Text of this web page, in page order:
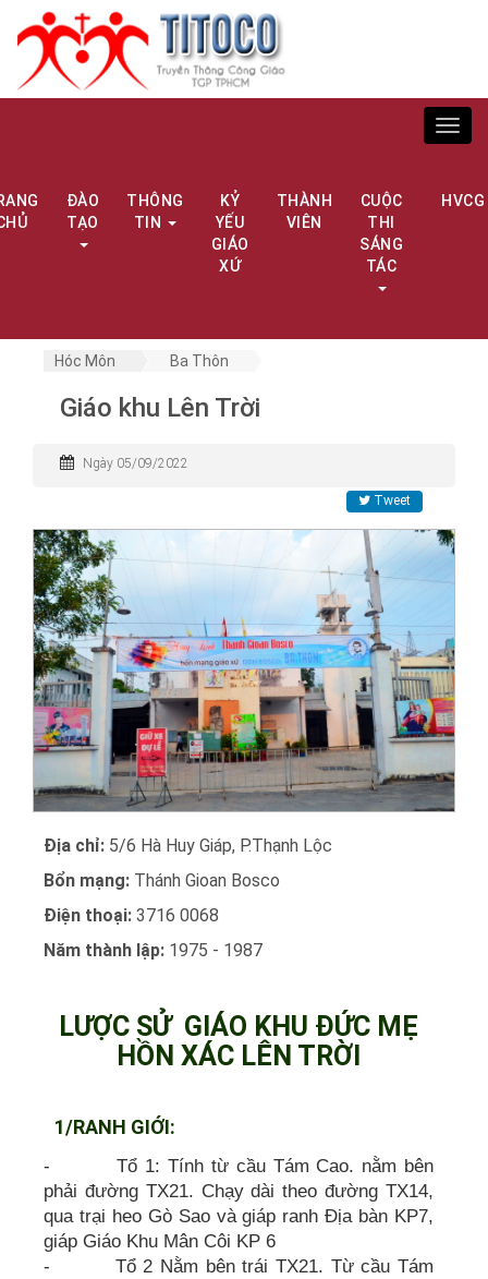
ĐÀO
TẠO
THÔNG
TIN
KỶ
YẾU
GIÁO
XỨ
THÀNH
VIÊN
CUỘC
THI
SÁNG
TÁC
HVCG
Hóc Môn Ba Thôn
Giáo khu Lên Trời
Ngày 05/09/2022
Tweet
Địa chỉ: 5/6 Hà Huy Giáp, P.Thạnh Lộc
Bổn mạng: Thánh Gioan Bosco
Điện thoại: 3716 0068
Năm thành lập: 1975 - 1987
LƯỢC SỬ GIÁO KHU ĐỨC MẸ
HỒN XÁC LÊN TRỜI
1/RANH GIỚI:
- Tổ 1: Tính từ cầu Tám Cao. nằm bên
phải đường TX21. Chạy dài theo đường TX14,
qua trại heo Gò Sao và giáp ranh Địa bàn KP7,
giáp Giáo Khu Mân Côi KP 6
- Tổ 2 Nằm bên trái TX21. Từ cầu Tám